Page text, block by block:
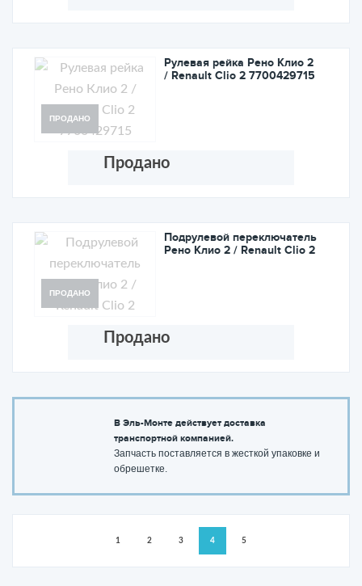
ПРОДАНО
Рулевая рейка Рено Клио 2
/ Renault Clio 2 7700429715
Продано
ПРОДАНО
Подрулевой переключатель
Рено Клио 2 / Renault Clio 2
Продано
В Эль-Монте действует доставка
транспортной компанией.
Запчасть поставляется в жесткой упаковке и
обрешетке.
1 2 3 4 5